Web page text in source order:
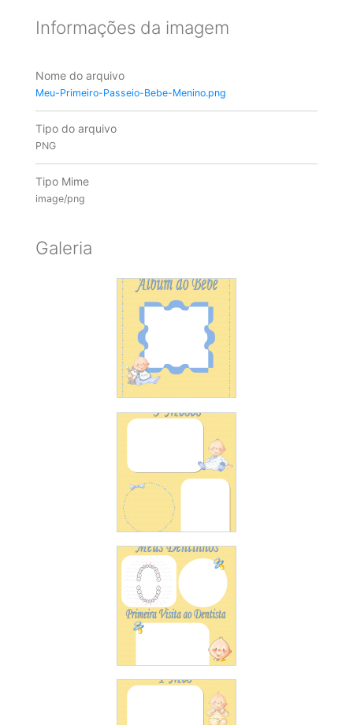
Informações da imagem
Nome do arquivo
Meu-Primeiro-Passeio-Bebe-Menino.png
Tipo do arquivo
PNG
Tipo Mime
image/png
Galeria